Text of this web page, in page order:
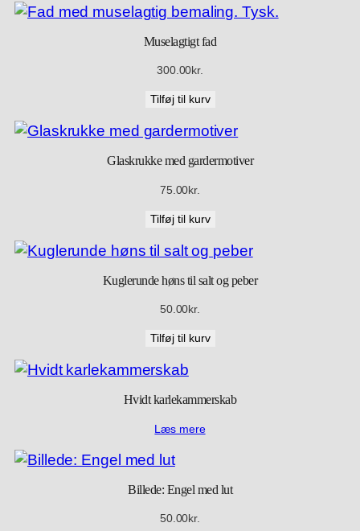
t
Muselagtigt fad
300.00kr.
Tilføj til kurv
Glaskrukke med gardermotiver
75.00kr.
Tilføj til kurv
Kuglerunde høns til salt og peber
50.00kr.
Tilføj til kurv
Hvidt karlekammerskab
Læs mere
Billede: Engel med lut
50.00kr.